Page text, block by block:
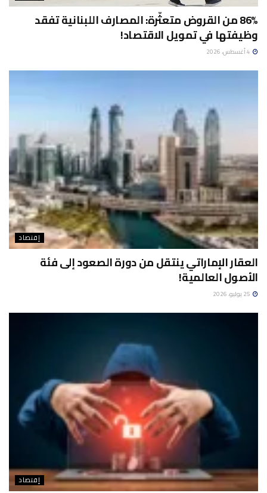
86% من القروض متعثّرة: المصارف اللبنانية تفقد
وظيفتها في تمويل الاقتصاد!
إقتصاد
العقار الإماراتي ينتقل من دورة الصعود إلى فئة
الأصول العالمية!
إقتصاد